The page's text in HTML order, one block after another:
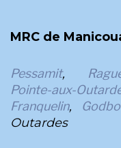
MRC de
Pessamit,
Pointe-aux-
Franquelin,
Outardes